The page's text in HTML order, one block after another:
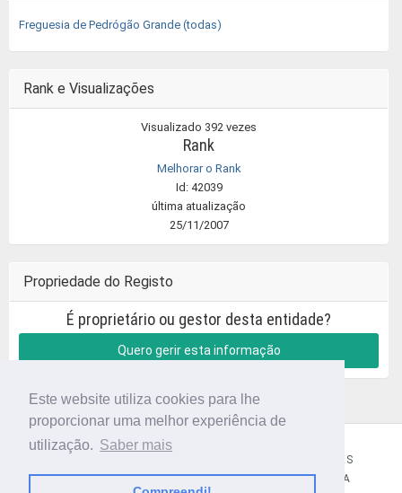
Este website utiliza cookies para lhe
proporcionar uma melhor experiência de
utilização. Saber mais
Freguesia de Pedrógão Grande (todas)
Rank e Visualizações
Visualizado 392 vezes
Rank
Melhorar o Rank
Id: 42039
última atualização
25/11/2007
Propriedade do Registo
É proprietário ou gestor desta entidade?
Quero gerir esta informação
TERMOS E CONDIÇÕES
POLÍTICA DE PRIVACIDADE
CONTACTOS AJUDA